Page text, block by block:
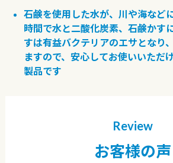
石鹸を使用した水が、川や海など
時間で水と二酸化炭素、石鹸かす
すは有益バクテリアのエサとなり、
ますので、安心してお使いいただ
製品です
Review
お客様の声